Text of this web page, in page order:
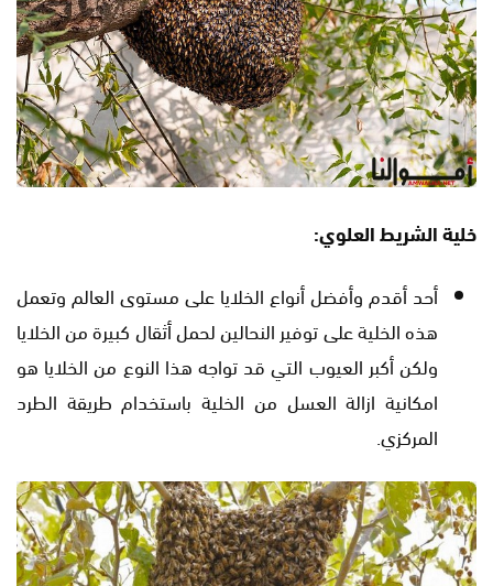
خلية الشريط العلوي:
أحد أقدم وأفضل أنواع الخلايا على مستوى العالم وتعمل
هذه الخلية على توفير النحالين لحمل أثقال كبيرة من الخلايا
ولكن أكبر العيوب التي قد تواجه هذا النوع من الخلايا هو
امكانية ازالة العسل من الخلية باستخدام طريقة الطرد
المركزي.